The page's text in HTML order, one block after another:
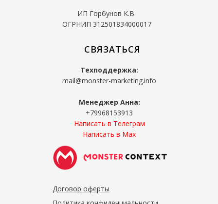
ИП Горбунов К.В.
ОГРНИП 312501834000017
Техподдержка:
mail@monster-marketing.info
Менеджер Анна:
+79968153913
Написать в Телеграм
Написать в Мах
СВЯЗАТЬСЯ
Договор оферты